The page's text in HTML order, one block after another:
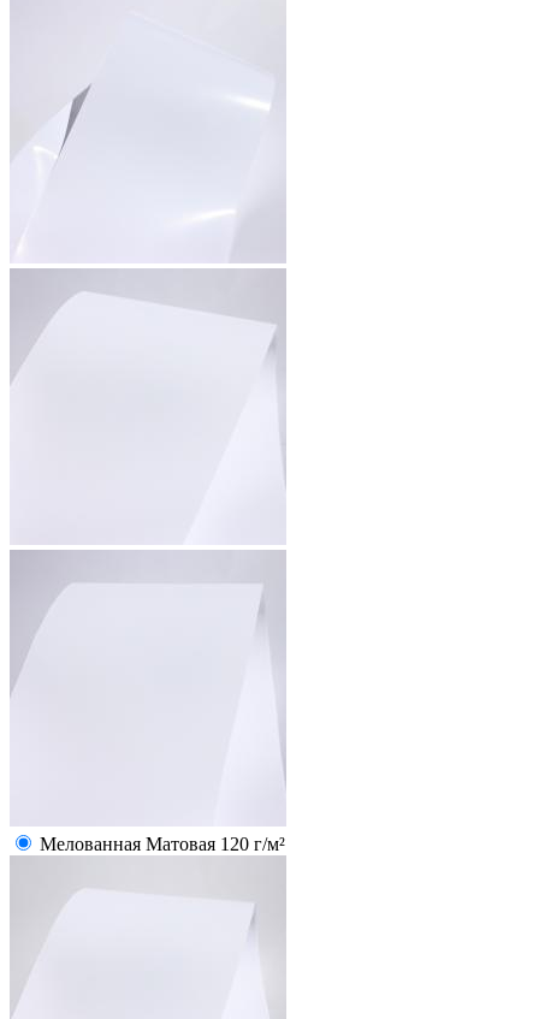
Мелованная Матовая 120 г/м²